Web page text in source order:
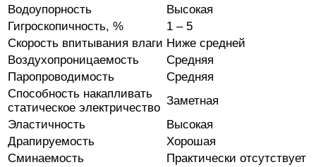
Водоупорность
Высокая
Гигроскопичность, %
1 – 5
Скорость впитывания влаги Ниже средней
Воздухопроницаемость
Средняя
Паропроводимость
Средняя
Способность накапливать
статическое электричество
Заметная
Эластичность
Высокая
Драпируемость
Хорошая
Сминаемость
Практически отсутствует